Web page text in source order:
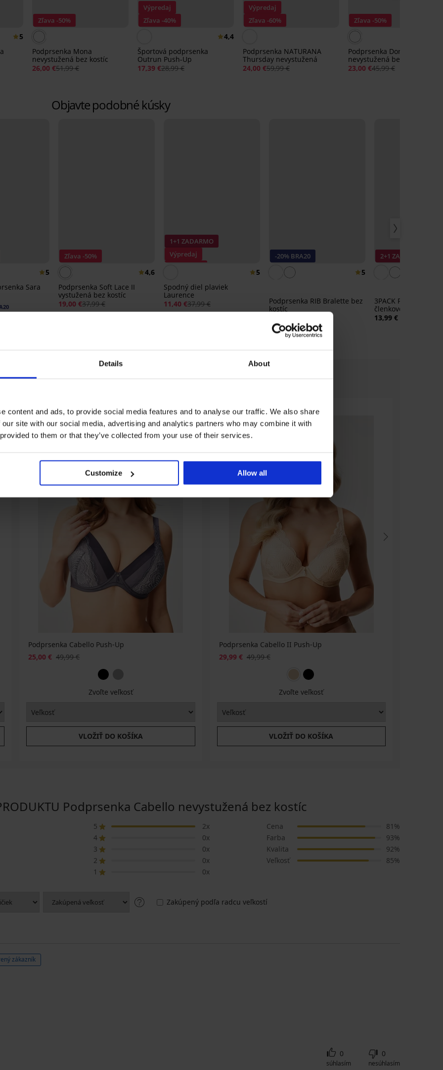
Details About
content and ads, to provide social media features and to analyse our traffic. We also share
site with our social media, advertising and analytics partners who may combine it with
to them or that they’ve collected from your use of their services.
Customize Allow all
5
Zľava -50%
Podprsenka Mona
nevystužená bez kostíc
26,00 €51,99 €
Výpredaj
Zľava -40%
4,4
Športová podprsenka
Outrun Push-Up
17,39 €28,99 €
Výpredaj
Zľava -60%
Podprsenka NATURANA
Thursday nevystužená
24,00 €59,99 €
Zľava -50%
Podprsenka Dorothy
nevystužená bez kostíc
23,00 €45,99 €
Objavte podobné kúsky
5
Sara
Zľava -50%
4,6
Podprsenka Soft Lace II
vystužená bez kostíc
19,00 €37,99 €
1+1 ZADARMO
Výpredaj
5
Spodný diel plaviek
Laurence
11,40 €37,99 €
-20% BRA20
5
Podprsenka RIB Bralette bez
kostíc
12,79 € kód: BRA20
2+1 ZADARMO
3PACK Ponožky
členkové
13,99 €
Z rovnakej kolekcie
Podprsenka Cabello Push-Up
25,00 € 49,99 €
Zvoľte veľkosť
VLOŽIŤ DO KOŠÍKA
Podprsenka Cabello II Push-Up
29,99 € 49,99 €
Zvoľte veľkosť
VLOŽIŤ DO KOŠÍKA
Podprsenka Cabello nevystužená bez kostíc
5
2x
4
0x
3
0x
2
0x
1
0x
Cena
81%
Farba
93%
Kvalita
92%
Veľkosť
85%
Zakúpený podľa radcu veľkostí
zákazník
0
súhlasím
0
nesúhlasím